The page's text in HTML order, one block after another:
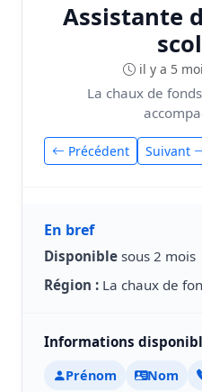
Assistante
il y a 5
La chaux de
Précédent Suivant
En bref
Disponible sous 2 mois
Région : La chaux de
Informations
Prénom Nom